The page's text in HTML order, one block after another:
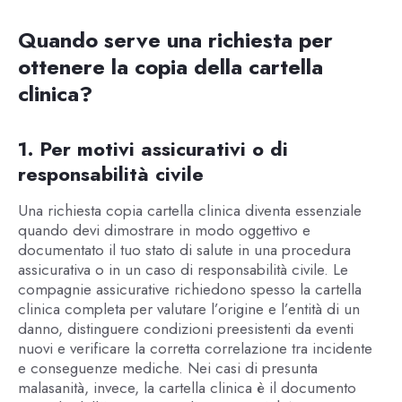
Quando serve una richiesta per
ottenere la copia della cartella
clinica?
1. Per motivi assicurativi o di
responsabilità civile
Una richiesta copia cartella clinica diventa essenziale
quando devi dimostrare in modo oggettivo e
documentato il tuo stato di salute in una procedura
assicurativa o in un caso di responsabilità civile. Le
compagnie assicurative richiedono spesso la cartella
clinica completa per valutare l’origine e l’entità di un
danno, distinguere condizioni preesistenti da eventi
nuovi e verificare la corretta correlazione tra incidente
e conseguenze mediche. Nei casi di presunta
malasanità, invece, la cartella clinica è il documento